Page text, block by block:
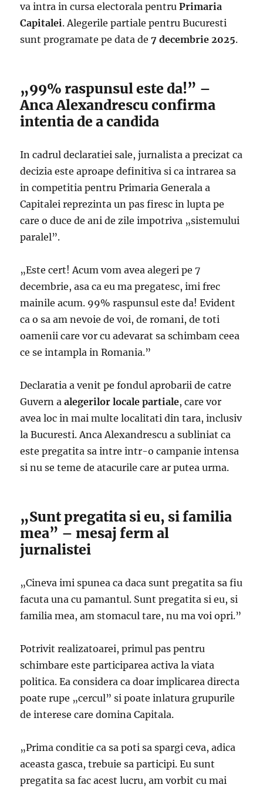
va intra in cursa electorala pentruPrimaria
Capitalei. Alegerile partiale pentru Bucuresti
sunt programate pe data de7 decembrie 2025.
„99% raspunsul este da!” –
Anca Alexandrescu confirma
intentia de a candida
In cadrul declaratiei sale, jurnalista a precizat ca
decizia este aproape definitiva si ca intrarea sa
in competitia pentru Primaria Generala a
Capitalei reprezinta un pas firesc in lupta pe
care o duce de ani de zile impotriva „sistemului
paralel”.
„Este cert! Acum vom avea alegeri pe 7
decembrie, asa ca eu ma pregatesc, imi frec
mainile acum. 99% raspunsul este da! Evident
ca o sa am nevoie de voi, de romani, de toti
oamenii care vor cu adevarat sa schimbam ceea
ce se intampla in Romania.”
Declaratia a venit pe fondul aprobarii de catre
Guvern aalegerilor locale partiale, care vor
avea loc in mai multe localitati din tara, inclusiv
la Bucuresti. Anca Alexandrescu a subliniat ca
este pregatita sa intre intr-o campanie intensa
si nu se teme de atacurile care ar putea urma.
„Sunt pregatita si eu, si familia
mea” – mesaj ferm al
jurnalistei
„Cineva imi spunea ca daca sunt pregatita sa fiu
facuta una cu pamantul. Sunt pregatita si eu, si
familia mea, am stomacul tare, nu ma voi opri.”
Potrivit realizatoarei, primul pas pentru
schimbare este participarea activa la viata
politica. Ea considera ca doar implicarea directa
poate rupe „cercul” si poate inlatura grupurile
de interese care domina Capitala.
„Prima conditie ca sa poti sa spargi ceva, adica
aceasta gasca, trebuie sa participi. Eu sunt
pregatita sa fac acest lucru, am vorbit cu mai